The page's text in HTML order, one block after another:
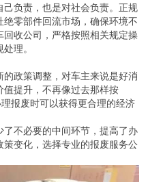
负责，也是对社会负责。正规
零部件回流市场，确保环境不
收公司，严格按照相关规定操
理。
政策调整，对车主来说是好消
值提升，不再像过去那样按
报废时可以获得更合理的经济
不必要的中间环节，提高了办
变化，选择专业的报废服务公